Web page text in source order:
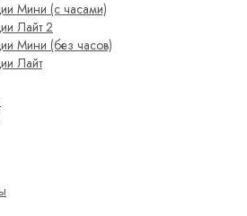
Мини (с часами)
Лайт 2
Мини (без часов)
Лайт